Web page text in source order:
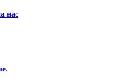
нас